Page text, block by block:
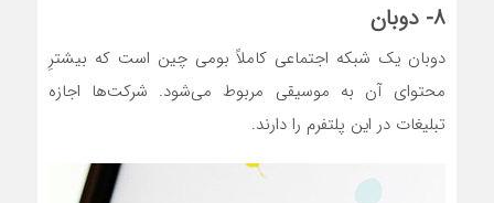
۸- دوبان
دوبان یک شبکه اجتماعی کاملاً بومی چین است که بیشترِ
محتوای آن به موسیقی مربوط می‌شود. شرکت‌ها اجازه
تبلیغات در این پلتفرم را دارند.